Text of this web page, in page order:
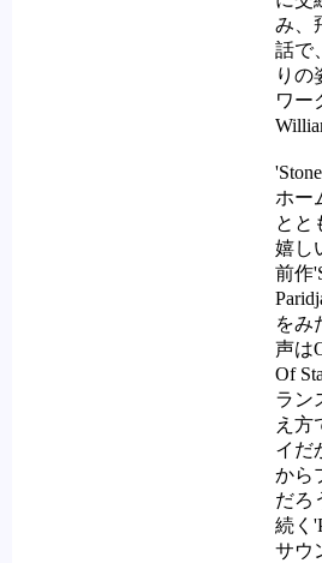
み、
話で
りの
ワー
ホー
とと
嬉し
前作
をみ
声は
Of
ラン
え方
イだ
から
だろ
続く
サウ